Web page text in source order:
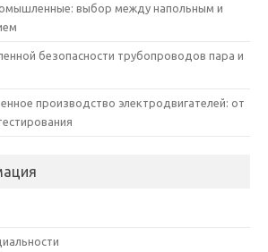
выбор между напольным и
безопасности трубопроводов пара и
производство электродвигателей: от